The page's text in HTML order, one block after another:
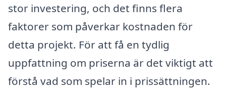
stor investering, och det finns flera
faktorer som påverkar kostnaden för
detta projekt. För att få en tydlig
uppfattning om priserna är det viktigt att
förstå vad som spelar in i prissättningen.